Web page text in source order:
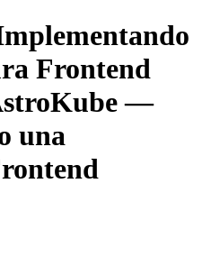
Frontend
—
una